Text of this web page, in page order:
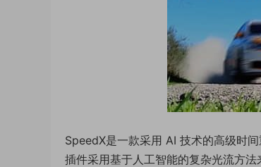
SpeedX是一款采用 AI 技术的高级时
插件采用基于人工智能的复杂光流方